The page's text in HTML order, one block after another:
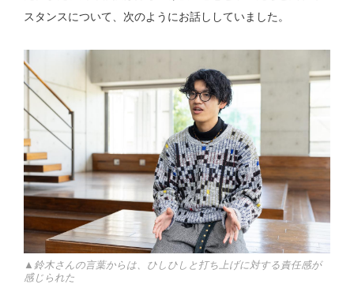
スタンスについて、次のようにお話ししていました。
▲鈴木さんの言葉からは、ひしひしと打ち上げに対する責任感が
感じられた